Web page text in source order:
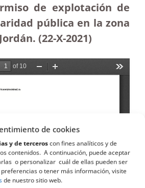
de cookies
y de terceroscon fines analíticos y de
contenidos. A continuación, puede aceptar
o personalizar cuál de ellas pueden ser
o tener más información, visite
de nuestro sitio web.
de explotación de
pública en la zona
(22-X-2021)